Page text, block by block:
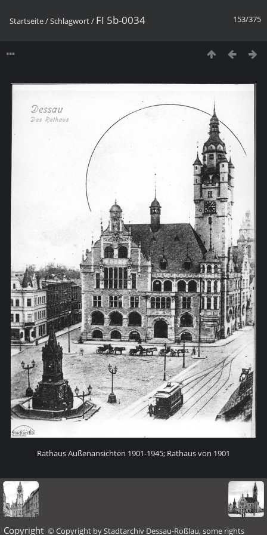
153/375
Startseite/Schlagwort/ FI 5b-0034
Rathaus Außenansichten 1901-1945; Rathaus von 1901
Copyright © Copyright by Stadtarchiv Dessau-Roßlau, some rights